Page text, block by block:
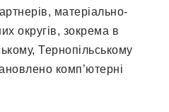
матеріально-
округів, зокрема в
Тернопільському
комп’ютерні